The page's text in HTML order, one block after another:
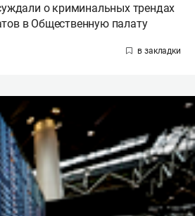
о криминальных трендах
в Общественную палату